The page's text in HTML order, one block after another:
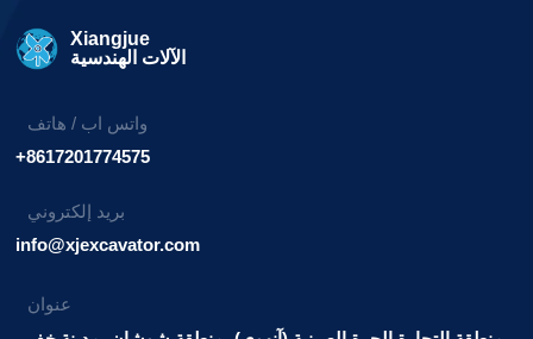
Xiangjue
الآلات الهندسية
واتس اب / هاتف
+8617201774575
بريد إلكتروني
info@xjexcavator.com
عنوان